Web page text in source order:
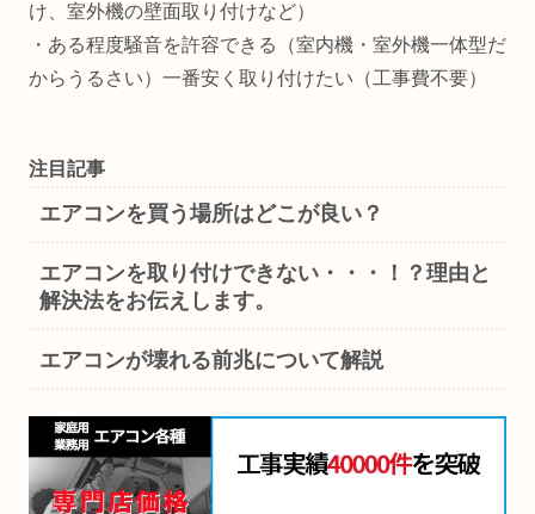
け、室外機の壁面取り付けなど）
・ある程度騒音を許容できる（室内機・室外機一体型だ
からうるさい）一番安く取り付けたい（工事費不要）
注目記事
エアコンを買う場所はどこが良い？
エアコンを取り付けできない・・・！？理由と
解決法をお伝えします。
エアコンが壊れる前兆について解説